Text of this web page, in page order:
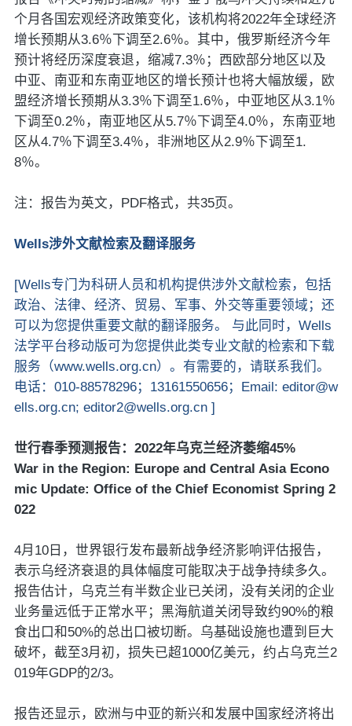
个月各国宏观经济政策变化，该机构将2022年全球经济
增长预期从3.6％下调至2.6％。其中，俄罗斯经济今年
预计将经历深度衰退，缩减7.3％；西欧部分地区以及
中亚、南亚和东南亚地区的增长预计也将大幅放缓，欧
盟经济增长预期从3.3％下调至1.6％，中亚地区从3.1％
下调至0.2％，南亚地区从5.7％下调至4.0％，东南亚地
区从4.7％下调至3.4％，非洲地区从2.9％下调至1.
8％。
注：报告为英文，PDF格式，共35页。
Wells涉外文献检索及翻译服务
[Wells专门为科研人员和机构提供涉外文献检索，包括
政治、法律、经济、贸易、军事、外交等重要领域；还
可以为您提供重要文献的翻译服务。 与此同时，Wells
法学平台移动版可为您提供此类专业文献的检索和下载
服务（www.wells.org.cn）。有需要的，请联系我们。
电话：010-88578296；13161550656；Email: editor@w
ells.org.cn; editor2@wells.org.cn ]
世行春季预测报告：2022年乌克兰经济萎缩45%
War in the Region: Europe and Central Asia Econo
mic Update: Office of the Chief Economist Spring 2
022
4月10日，世界银行发布最新战争经济影响评估报告，
表示乌经济衰退的具体幅度可能取决于战争持续多久。
报告估计，乌克兰有半数企业已关闭，没有关闭的企业
业务量远低于正常水平；黑海航道关闭导致约90%的粮
食出口和50%的总出口被切断。乌基础设施也遭到巨大
破坏，截至3月初，损失已超1000亿美元，约占乌克兰2
019年GDP的2/3。
报告还显示，欧洲与中亚的新兴和发展中国家经济将出